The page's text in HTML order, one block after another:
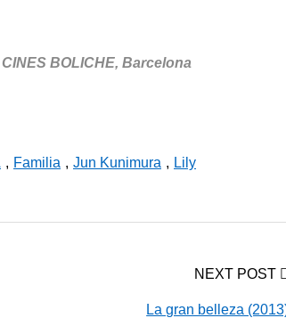
BOLICHE, Barcelona
, Familia , Jun Kunimura , Lily
NEXT POST
La gran belleza